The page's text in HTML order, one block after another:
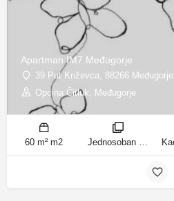
Apartman IM7 Međugorje
39 Put Križevca, 88266 Međugorje
Općina Čitluk, Međugorje
60 m² m2 Jednosoban stan sobe